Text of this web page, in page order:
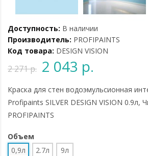
Доступность: В наличии
Производитель: PROFIPAINTS
Код товара: DESIGN VISION
2 271 р. 2 043 р.
Краска для стен водоэмульсионная
Profipaints SILVER DESIGN VISION 0.9л,
PROFIPAINTS
Объем
0,9л
2.7л
9л